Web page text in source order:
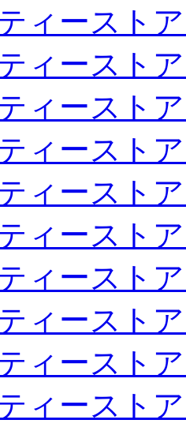
ィースト
ィースト
ィースト
ィースト
ィースト
ィースト
ィースト
ィースト
ィースト
ィースト